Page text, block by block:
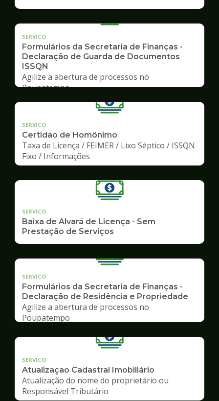
SERVICO
Formulários da Secretaria de Finanças -
Declaração de Guarda de Documentos
ISSQN
Agilize a abertura de processos no
Poupatempo
SERVICO
Certidão de Homônimo
Taxa de Licença / FEIMER / Lixo Séptico / ISSQN
Fixo / Informações
SERVICO
Baixa de Alvará de Licença - Sem
Prestação de Serviços
SERVICO
Formulários da Secretaria de Finanças -
Declaração de Residência e Propriedade
Agilize a abertura de processos no
Poupatempo
SERVICO
Atualização Cadastral Imobiliário
Atualização do nome do proprietário ou
Responsável Tributário